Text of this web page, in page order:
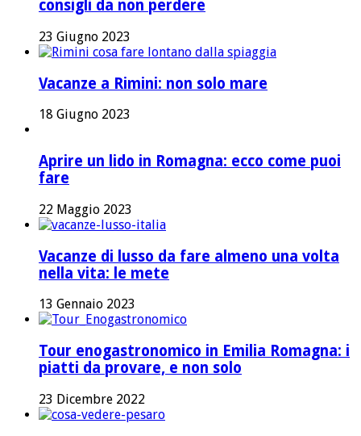
consigli da non perdere
23 Giugno 2023
Vacanze a Rimini: non solo mare
18 Giugno 2023
Aprire un lido in Romagna: ecco come puoi
fare
22 Maggio 2023
Vacanze di lusso da fare almeno una volta
nella vita: le mete
13 Gennaio 2023
Tour enogastronomico in Emilia Romagna: i
piatti da provare, e non solo
23 Dicembre 2022